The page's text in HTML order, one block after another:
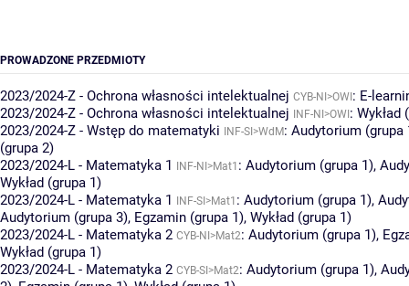
PROWADZONE PRZEDMIOTY
2023/2024-Z - Ochrona własności intelektualnej CYB-NI>OWI : E-
2023/2024-Z - Ochrona własności intelektualnej
INF-NI>OWI : Wykład
2023/2024-Z - Wstęp do matematyki
INF-SI>WdM: Audytorium (grupa
(grupa 2)
2023/2024-L - Matematyka 1
INF-NI>Mat1 : Audytorium (grupa 1),
Wykład (grupa 1)
2023/2024-L - Matematyka 1
INF-SI>Mat1 : Audytorium (grupa 1),
Audytorium (grupa 3), Egzamin (grupa 1), Wykład (grupa 1)
2023/2024-L - Matematyka 2 CYB-NI>Mat2: Audytorium (grupa 1),
Wykład (grupa 1)
2023/2024-L - Matematyka 2 CYB-SI>Mat2: Audytorium (grupa 1),